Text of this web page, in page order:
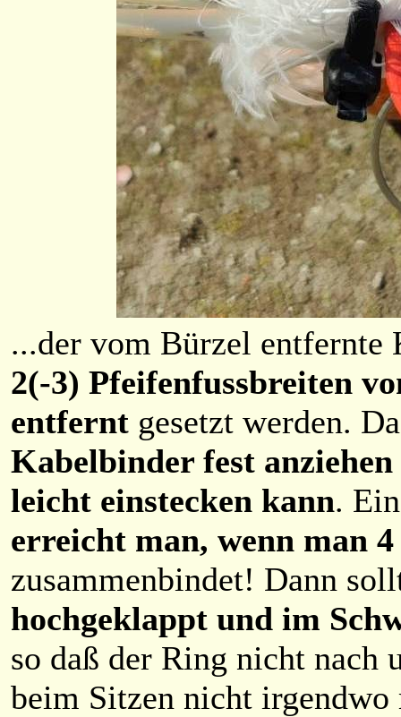
...der vom Bürzel entfernte
2(-3) Pfeifenfussbreiten
entfernt gesetzt werden.
Kabelbinder fest anziehen
leicht einstecken kann.
erreicht man, wenn man
zusammenbindet! Dann
hochgeklappt und im
so daß der Ring nicht nach
beim Sitzen nicht